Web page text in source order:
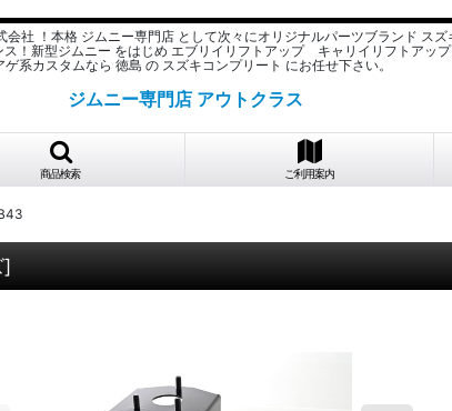
社 ！本格 ジムニー専門店 として次々にオリジナルパーツブランド ス
ス！新型ジムニー をはじめ エブリイリフトアップ キャリイリフトア
ゲ系カスタムなら 徳島 の スズキコンプリート にお任せ下さい。
ジムニー専門店 アウトクラス
商品検索 ご利用案内
]